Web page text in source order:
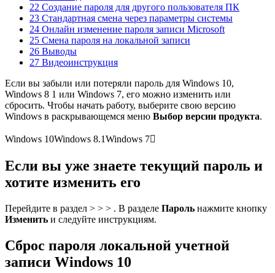
22 Создание пароля для другого пользователя ПК
23 Стандартная смена через параметры системы
24 Онлайн изменение пароля записи Microsoft
25 Смена пароля на локальной записи
26 Выводы
27 Видеоинструкция
Если вы забыли или потеряли пароль для Windows 10,
Windows 8 1 или Windows 7, его можно изменить или
сбросить. Чтобы начать работу, выберите свою версию
Windows в раскрывающемся меню Выбор версии продукта.
Windows 10Windows 8.1Windows 7
Если вы уже знаете текущий пароль и
хотите изменить его
Перейдите в раздел > > > . В разделе Пароль нажмите кнопку
Изменить и следуйте инструкциям.
Сброс пароля локальной учетной
записи Windows 10